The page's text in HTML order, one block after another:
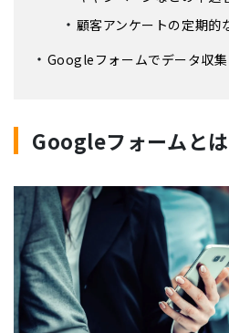
顧客アンケートの定期的
Googleフォームでデータ収
Googleフォームとは